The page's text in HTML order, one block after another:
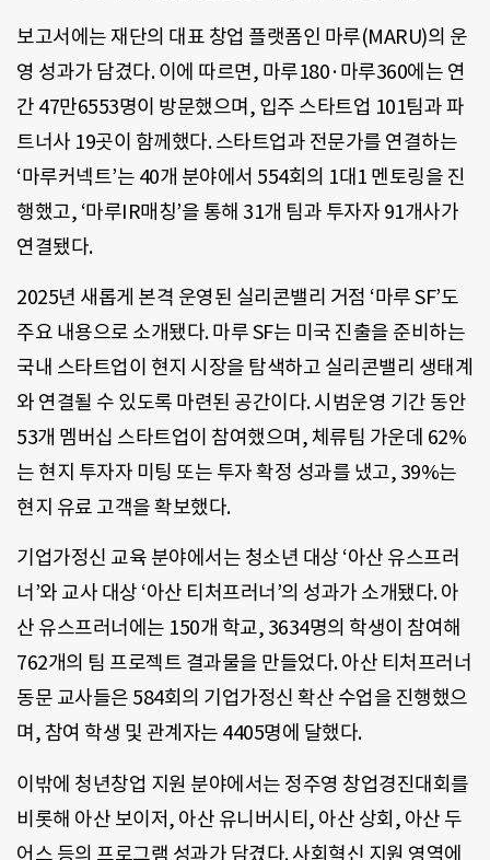
보고서에는 재단의 대표 창업 플랫폼인 마루(MARU)의 운
영 성과가 담겼다. 이에 따르면, 마루180·마루360에는 연
간 47만6553명이 방문했으며, 입주 스타트업 101팀과 파
트너사 19곳이 함께했다. 스타트업과 전문가를 연결하는
‘마루커넥트’는 40개 분야에서 554회의 1대1 멘토링을 진
행했고, ‘마루IR매칭’을 통해 31개 팀과 투자자 91개사가
연결됐다.
2025년 새롭게 본격 운영된 실리콘밸리 거점 ‘마루 SF’도
주요 내용으로 소개됐다. 마루 SF는 미국 진출을 준비하는
국내 스타트업이 현지 시장을 탐색하고 실리콘밸리 생태계
와 연결될 수 있도록 마련된 공간이다. 시범운영 기간 동안
53개 멤버십 스타트업이 참여했으며, 체류팀 가운데 62%
는 현지 투자자 미팅 또는 투자 확정 성과를 냈고, 39%는
현지 유료 고객을 확보했다.
기업가정신 교육 분야에서는 청소년 대상 ‘아산 유스프러
너’와 교사 대상 ‘아산 티처프러너’의 성과가 소개됐다. 아
산 유스프러너에는 150개 학교, 3634명의 학생이 참여해
762개의 팀 프로젝트 결과물을 만들었다. 아산 티처프러너
동문 교사들은 584회의 기업가정신 확산 수업을 진행했으
며, 참여 학생 및 관계자는 4405명에 달했다.
이밖에 청년창업 지원 분야에서는 정주영 창업경진대회를
비롯해 아산 보이저, 아산 유니버시티, 아산 상회, 아산 두
어스 등의 프로그램 성과가 담겼다. 사회혁신 지원 영역에